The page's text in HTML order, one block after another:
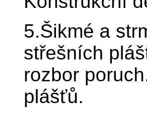
5.Šikmé a
střešních
rozbor
plášťů.